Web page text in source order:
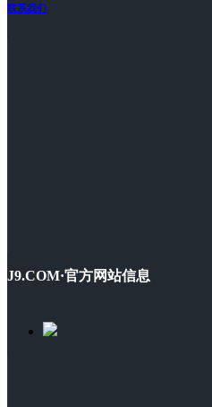
联系我们
J9.COM·官方网站信息